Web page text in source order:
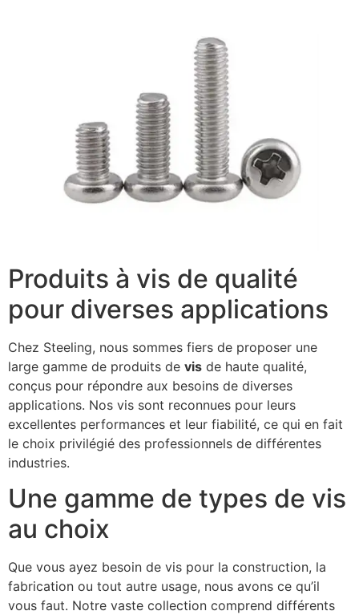
Produits à vis de qualité
pour diverses applications
Chez Steeling, nous sommes fiers de proposer une
large gamme de produits de vis de haute qualité,
conçus pour répondre aux besoins de diverses
applications. Nos vis sont reconnues pour leurs
excellentes performances et leur fiabilité, ce qui en fait
le choix privilégié des professionnels de différentes
industries.
Une gamme de types de vis
au choix
Que vous ayez besoin de vis pour la construction, la
fabrication ou tout autre usage, nous avons ce qu’il
vous faut. Notre vaste collection comprend différents